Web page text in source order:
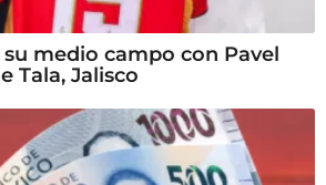
medio campo con Pavel
Tala, Jalisco